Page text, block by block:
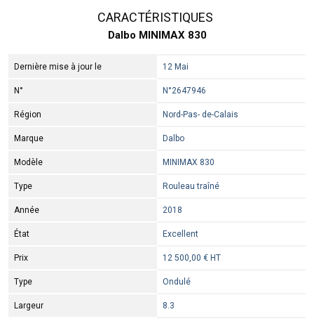
CARACTÉRISTIQUES
Dalbo MINIMAX 830
Dernière mise à jour le 12 Mai
N° N°2647946
Région Nord-Pas- de-Calais
Marque Dalbo
Modèle MINIMAX 830
Type Rouleau traîné
Année 2018
État Excellent
Prix 12 500,00 € HT
Type Ondulé
Largeur 8.3